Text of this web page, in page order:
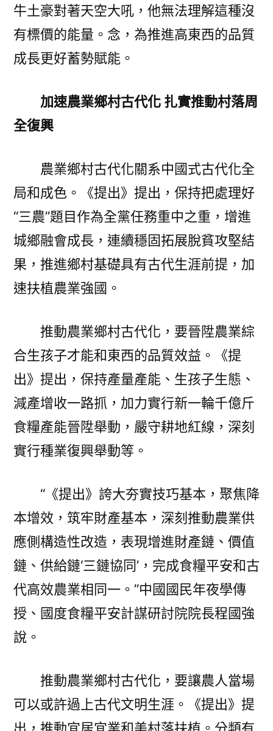
牛土豪對著天空大吼，他無法理解這種沒
有標價的能量。念，為推進高東西的品質
成長更好蓄勢賦能。
加速農業鄉村古代化 扎實推動村落周
全復興
農業鄉村古代化關系中國式古代化全
局和成色。《提出》提出，保持把處理好
“三農”題目作為全黨任務重中之重，增進
城鄉融會成長，連續穩固拓展脫貧攻堅結
果，推進鄉村基礎具有古代生涯前提，加
速扶植農業強國。
推動農業鄉村古代化，要晉陞農業綜
合生孩子才能和東西的品質效益。《提
出》提出，保持產量產能、生孩子生態、
減產增收一路抓，加力實行新一輪千億斤
食糧產能晉陞舉動，嚴守耕地紅線，深刻
實行種業復興舉動等。
“《提出》誇大夯實技巧基本，聚焦降
本增效，筑牢財產基本，深刻推動農業供
應側構造性改造，表現增進財產鏈、價值
鏈、供給鏈‘三鏈協同’，完成食糧平安和古
代高效農業相同一。”中國國民年夜學傳
授、國度食糧平安計謀研討院院長程國強
說。
推動農業鄉村古代化，要讓農人當場
可以或許過上古代文明生涯。《提出》提